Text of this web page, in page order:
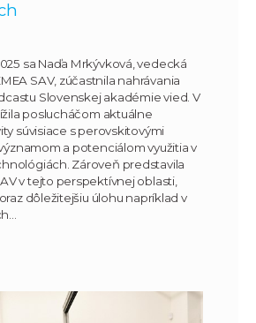
sa Naďa Mrkývková, vedecká
SAV, zúčastnila nahrávania
Slovenskej akadémie vied. V
poslucháčom aktuálne
súvisiace s perovskitovými
a potenciálom využitia v
Zároveň predstavila
v tejto perspektívnej oblasti,
dôležitejšiu úlohu napríklad v